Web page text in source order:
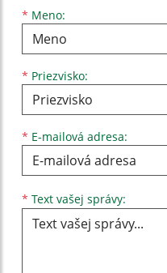
* Meno:
Meno
* Priezvisko:
Priezvisko
* E-mailová adresa:
E-mailová adresa
* Text vašej správy: